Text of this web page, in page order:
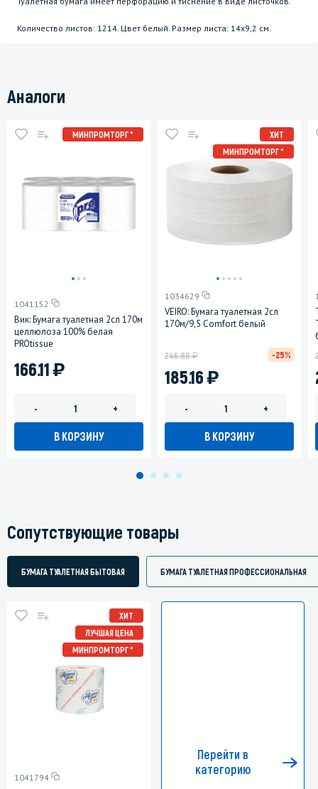
Количество листов: 1214. Цвет белый. Размер листа: 14х9,2 см.
Аналоги
МИНПРОМТОРГ *
1041152
Вик: Бумага туалетная 2сл 170м
целлюлоза 100% белая
PROtissue
166.11)
- +
В КОРЗИНУ
ХИТ
МИНПРОМТОРГ *
1034629
VEIRO: Бумага туалетная 2сл
170м/9,5 Comfort белый
185.16)
246.88у -25%
- +
В КОРЗИНУ
Сопутствующие товары
БУМАГА ТУАЛЕТНАЯ БЫТОВАЯ БУМАГА ТУАЛЕТНАЯ ПРОФЕССИОНАЛЬНАЯ
ХИТ
ЛУЧШАЯ ЦЕНА
МИНПРОМТОРГ *
1041794
Перейти в
категорию